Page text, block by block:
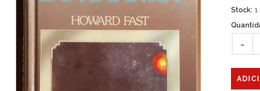
Stock: 1
-